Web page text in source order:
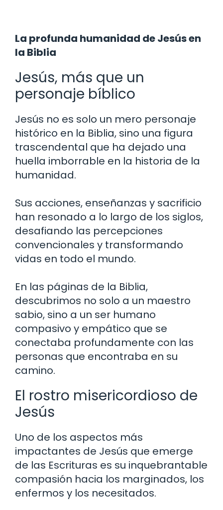
La profunda humanidad de Jesús en
la Biblia
Jesús, más que un
personaje bíblico
Jesús no es solo un mero personaje
histórico en la Biblia, sino una figura
trascendental que ha dejado una
huella imborrable en la historia de la
humanidad.
Sus acciones, enseñanzas y sacrificio
han resonado a lo largo de los siglos,
desafiando las percepciones
convencionales y transformando
vidas en todo el mundo.
En las páginas de la Biblia,
descubrimos no solo a un maestro
sabio, sino a un ser humano
compasivo y empático que se
conectaba profundamente con las
personas que encontraba en su
camino.
El rostro misericordioso de
Jesús
Uno de los aspectos más
impactantes de Jesús que emerge
de las Escrituras es su inquebrantable
compasión hacia los marginados, los
enfermos y los necesitados.